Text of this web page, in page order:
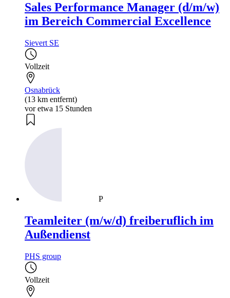
Sales Performance Manager (d/m/w)
im Bereich Commercial Excellence
Sievert SE
Vollzeit
Osnabrück
(13 km entfernt)
vor etwa 15 Stunden
P
Teamleiter (m/w/d) freiberuflich im
Außendienst
PHS group
Vollzeit